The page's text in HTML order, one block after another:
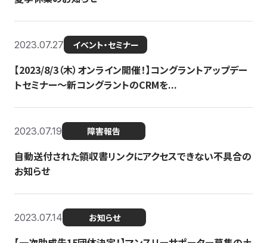
2023.07.27 イベント・セミナー
【2023/8/3（木）オンライン開催！】コングラントアップデー
トセミナー〜新コングラントのCRMを...
2023.07.19 障害報告
自動送付された領収書リンクにアクセスできない不具合の
お知らせ
2023.07.14 お知らせ